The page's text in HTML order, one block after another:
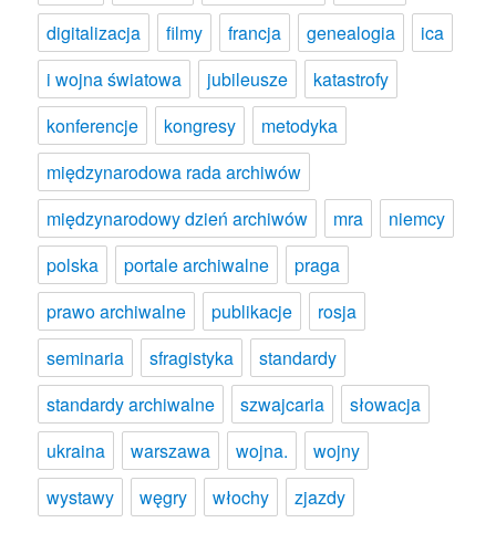
digitalizacja
filmy francja genealogia
ica
i wojna światowa
jubileusze
katastrofy
konferencje
kongresy
metodyka
międzynarodowa rada archiwów
międzynarodowy dzień archiwów
mra
niemcy
polska
portale archiwalne
praga
prawo archiwalne
publikacje
rosja
seminaria
sfragistyka
standardy
standardy archiwalne
szwajcaria
słowacja
ukraina
warszawa wojna.
wojny
wystawy
węgry włochy zjazdy